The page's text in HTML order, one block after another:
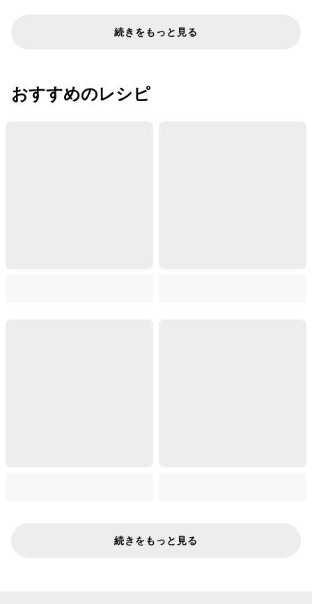
続きをもっと見る
おすすめのレシピ
続きをもっと見る